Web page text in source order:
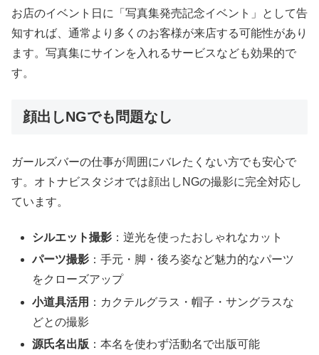
お店のイベント日に「写真集発売記念イベント」として告
知すれば、通常より多くのお客様が来店する可能性があり
ます。写真集にサインを入れるサービスなども効果的で
す。
顔出しNGでも問題なし
ガールズバーの仕事が周囲にバレたくない方でも安心で
す。オトナビスタジオでは顔出しNGの撮影に完全対応し
ています。
シルエット撮影 ：逆光を使ったおしゃれなカット
パーツ撮影 ：手元・脚・後ろ姿など魅力的なパーツ
をクローズアップ
小道具活用 ：カクテルグラス・帽子・サングラスな
どとの撮影
源氏名出版 ：本名を使わず活動名で出版可能